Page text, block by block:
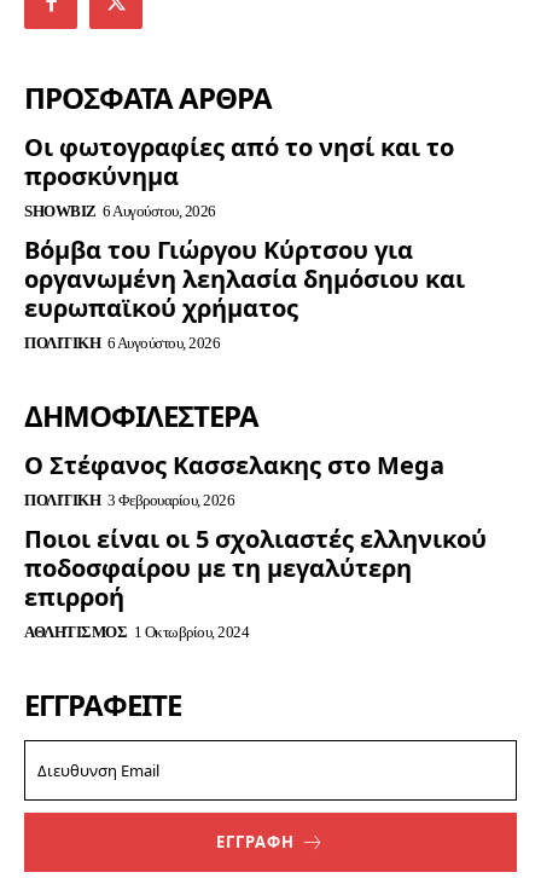
ΠΡΟΣΦΑΤΑ ΑΡΘΡΑ
Οι φωτογραφίες από το νησί και το
προσκύνημα
SHOWBIZ 6 Αυγούστου, 2026
Βόμβα του Γιώργου Κύρτσου για
οργανωμένη λεηλασία δημόσιου και
ευρωπαϊκού χρήματος
ΠΟΛΙΤΙΚΉ 6 Αυγούστου, 2026
ΔΗΜΟΦΙΛΈΣΤΕΡΑ
Ο Στέφανος Κασσελακης στο Mega
ΠΟΛΙΤΙΚΉ 3 Φεβρουαρίου, 2026
Ποιοι είναι οι 5 σχολιαστές ελληνικού
ποδοσφαίρου με τη μεγαλύτερη
επιρροή
ΑΘΛΗΤΙΣΜΌΣ 1 Οκτωβρίου, 2024
ΕΓΓΡΑΦΕΊΤΕ
ΕΓΓΡΑΦΗ